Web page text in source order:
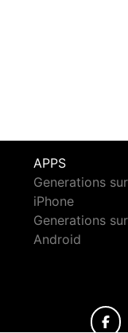
APPS
Generations sur
iPhone
Generations sur
Android